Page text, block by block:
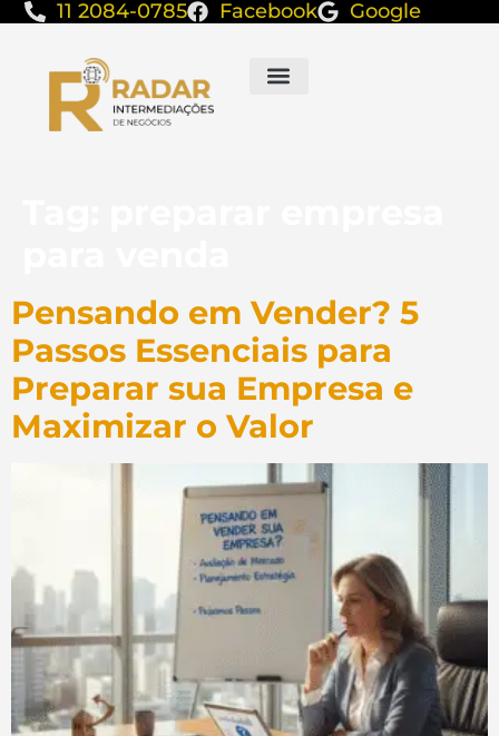
11 2084-0785 Facebook Google
Pensando em Vender? 5
Passos Essenciais para
Preparar sua Empresa e
Maximizar o Valor